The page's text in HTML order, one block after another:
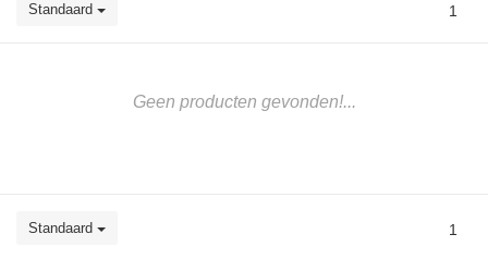
Standaard 1
Geen producten gevonden!...
Standaard 1